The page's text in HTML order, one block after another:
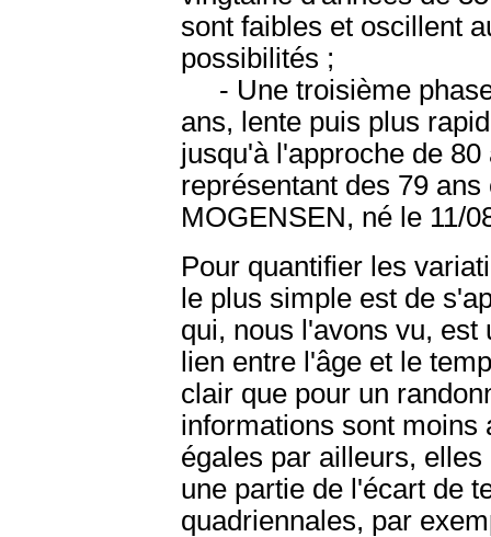
sont faibles et oscillent
possibilités ;
- Une troisième
ans, lente puis plus
jusqu'à l'approche de
représentant des 79
MOGENSEN, né le 11/
Pour quantifier les
le plus simple est de
qui, nous l'avons vu,
lien entre l'âge et le
clair que pour un
informations sont moins
égales par ailleurs,
une partie de l'écart de
quadriennales, par